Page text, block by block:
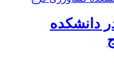
دانشکده